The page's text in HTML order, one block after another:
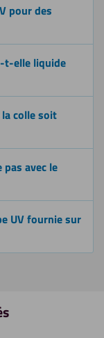
pour des
t-elle liquide
colle soit
avec le
UV fournie sur